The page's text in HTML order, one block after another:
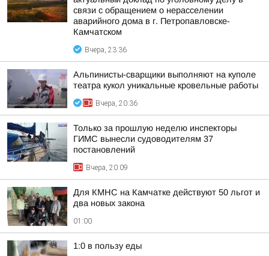
связи с обращением о нерасселении
аварийного дома в г. Петропавловске-
Камчатском
Вчера, 23:36
Альпинисты-сварщики выполняют на куполе
театра кукол уникальные кровельные работы
Вчера, 20:36
Только за прошлую неделю инспекторы
ГИМС вынесли судоводителям 37
постановлений
Вчера, 20:09
Для КМНС на Камчатке действуют 50 льгот и
два новых закона
01:00
1:0 в пользу еды